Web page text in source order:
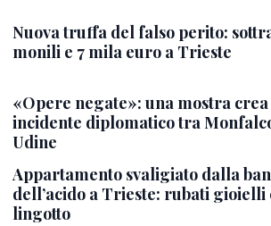
Nuova truffa del falso perito:
monili e 7 mila euro a Trieste
«Opere negate»: una mostra
incidente diplomatico tra
Udine
Appartamento svaligiato dalla
dell’acido a Trieste: rubati gioielli
lingotto